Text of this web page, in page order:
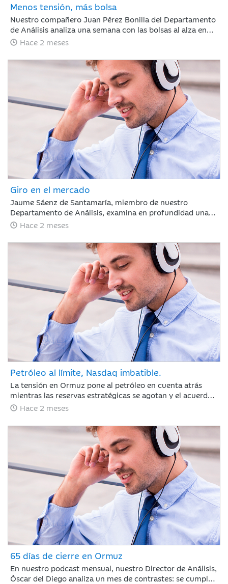
Menos tensión, más bolsa
Nuestro compañero Juan Pérez Bonilla del Departamento
de Análisis analiza una semana con las bolsas al alza en
Europa y Japón, tras asimilar los resultados récord de
principio de acuerdo entre EE. UU. e Irán, lo que relaja las
curvas de renta fija. Para los próximos días, el foco estará
en la evolución diplomática y los datos clave de inflación
en Europa y EE. UU.
Hace 2 meses
Giro en el mercado
Jaume Sáenz de Santamaría, miembro de nuestro
Departamento de Análisis, examina en profundidad una
semana compleja para los inversores. Tras un mes de
de ligeras caídas y repunte de la volatilidad, un escenario
condicionado por la ausencia de avances comerciales
significativos entre EE. UU. y China, la firme postura de
Pekín respecto a Taiwán y la preocupante prolongación
del conflicto en Oriente Medio, factores que obligan a
evaluar con cautela las dinámicas macroeconómicas
Hace 2 meses
Petróleo al límite, Nasdaq imbatible.
La tensión en Ormuz pone al petróleo en cuenta atrás
mientras las reservas estratégicas se agotan y el acuerdo
con Irán se resiste. Jaime Sáenz de Santamaría, del
por el pulso energético y la resiliencia de unas bolsas
impulsadas por los resultados tecnológicos.
Hace 2 meses
65 días de cierre en Ormuz
En nuestro podcast mensual, nuestro Director de Análisis,
Óscar del Diego analiza un mes de contrastes: se cumplen